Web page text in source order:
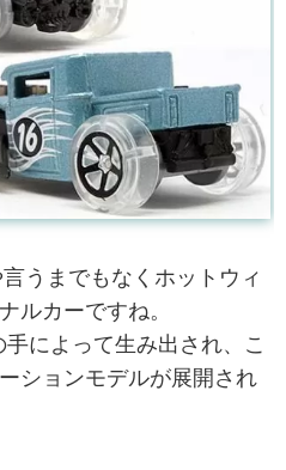
うまでもなくホットウィ
ルカーですね。
によって生み出され、こ
ションモデルが展開され